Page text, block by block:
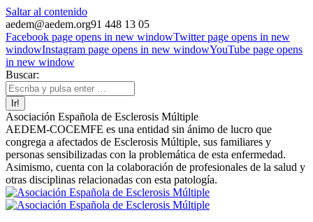
Saltar al contenido
aedem@aedem.org91 448 13 05
Facebook page opens in new windowTwitter page opens in new
windowInstagram page opens in new windowYouTube page opens
in new window
Buscar:
Asociación Española de Esclerosis Múltiple
AEDEM-COCEMFE es una entidad sin ánimo de lucro que
congrega a afectados de Esclerosis Múltiple, sus familiares y
personas sensibilizadas con la problemática de esta enfermedad.
Asimismo, cuenta con la colaboración de profesionales de la salud y
otras disciplinas relacionadas con esta patología.